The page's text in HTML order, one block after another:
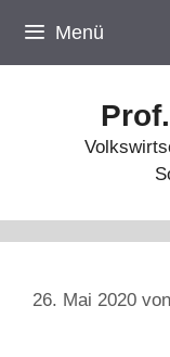
Inhalt
springen
Menü
26. Mai 2020 von